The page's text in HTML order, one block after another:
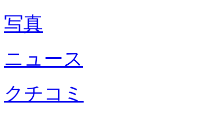
写真
ニュース
クチコミ